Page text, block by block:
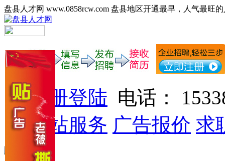
盘县人才网 www.0858rcw.com 盘县地区开通最早，人气最旺
注册登陆 电话：
网站服务 广告报价 求